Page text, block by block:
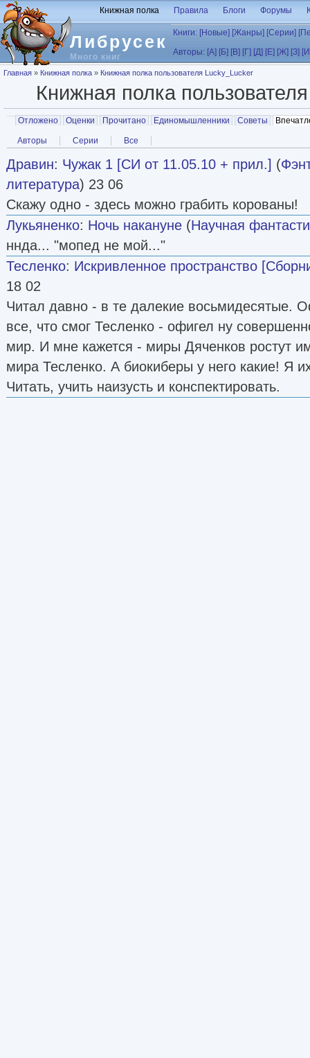
Перейти к основному содержанию
Либрусек
Много книг
Книжная полка Правила Блоги Форумы
Книги: [Новые] [Жанры] [Серии]
Авторы: [А] [Б] [В] [Г] [Д] [Е] [Ж] [З]
Вы здесь
Главная » Книжная полка » Книжная полка пользователя Lucky_Lucker
Книжная полка
Главные вкладки
Отложено Оценки Прочитано Единомышленники Советы
Вторичные вкладки
Авторы Серии Все
Дравин: Чужак 1 [СИ от 11.05.10 + прил.] (
литература) 23 06
Скажу одно - здесь можно грабить корованы!
Лукьяненко: Ночь накануне (Научная
ннда... "мопед не мой..."
Тесленко: Искривленное пространство
18 02
Читал давно - в те далекие восьмидесятые.
все, что смог Тесленко - офигел ну
мир. И мне кажется - миры Дяченков ростут
мира Тесленко. А биокиберы у него какие! Я
Читать, учить наизусть и конспектировать.